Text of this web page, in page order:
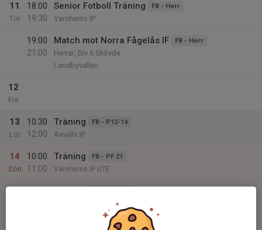
11
Tor
18:00
19:30
Senior Fotboll Träning FB - Herr
Varnhems IP
19:00
21:00
Match mot Norra Fågelås IF FB - Herr
Herrar, Div 6 Skövde
Landbyvallen
12
Fre
13
Lör
10:30
12:00
Träning FB - P12-14
Axvalls IP
14
Sön
10:00
11:00
Träning FB - PF 21
Varnhems IP UTE
Varnhems Konstgräsplan
FB - P09-10-11